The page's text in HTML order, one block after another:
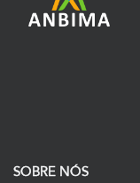
SOBRE NÓS